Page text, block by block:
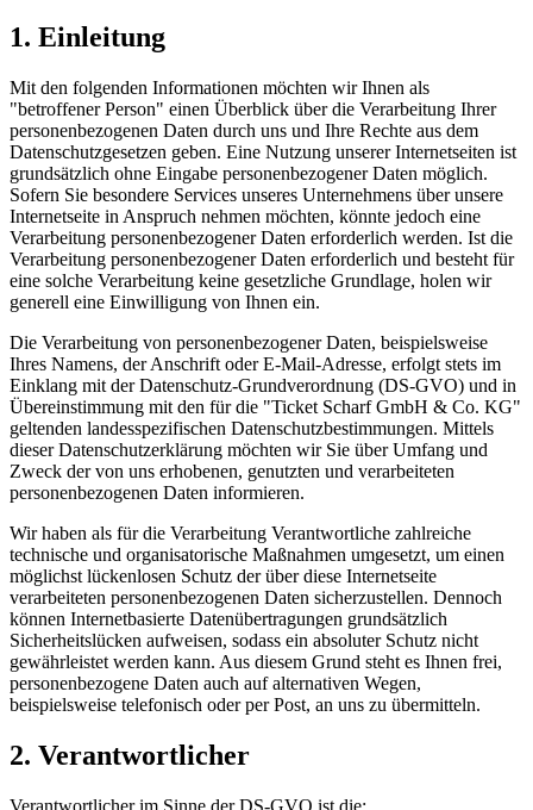
1. Einleitung
Mit den folgenden Informationen möchten wir Ihnen als
"betroffener Person" einen Überblick über die Verarbeitung Ihrer
personenbezogenen Daten durch uns und Ihre Rechte aus dem
Datenschutzgesetzen geben. Eine Nutzung unserer Internetseiten ist
grundsätzlich ohne Eingabe personenbezogener Daten möglich.
Sofern Sie besondere Services unseres Unternehmens über unsere
Internetseite in Anspruch nehmen möchten, könnte jedoch eine
Verarbeitung personenbezogener Daten erforderlich werden. Ist die
Verarbeitung personenbezogener Daten erforderlich und besteht für
eine solche Verarbeitung keine gesetzliche Grundlage, holen wir
generell eine Einwilligung von Ihnen ein.
Die Verarbeitung von personenbezogener Daten, beispielsweise
Ihres Namens, der Anschrift oder E-Mail-Adresse, erfolgt stets im
Einklang mit der Datenschutz-Grundverordnung (DS-GVO) und in
Übereinstimmung mit den für die "Ticket Scharf GmbH & Co. KG"
geltenden landesspezifischen Datenschutzbestimmungen. Mittels
dieser Datenschutzerklärung möchten wir Sie über Umfang und
Zweck der von uns erhobenen, genutzten und verarbeiteten
personenbezogenen Daten informieren.
Wir haben als für die Verarbeitung Verantwortliche zahlreiche
technische und organisatorische Maßnahmen umgesetzt, um einen
möglichst lückenlosen Schutz der über diese Internetseite
verarbeiteten personenbezogenen Daten sicherzustellen. Dennoch
können Internetbasierte Datenübertragungen grundsätzlich
Sicherheitslücken aufweisen, sodass ein absoluter Schutz nicht
gewährleistet werden kann. Aus diesem Grund steht es Ihnen frei,
personenbezogene Daten auch auf alternativen Wegen,
beispielsweise telefonisch oder per Post, an uns zu übermitteln.
2. Verantwortlicher
Verantwortlicher im Sinne der DS-GVO ist die: